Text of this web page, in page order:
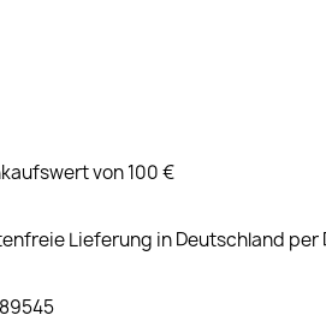
von 100 €
Lieferung in Deutschland per